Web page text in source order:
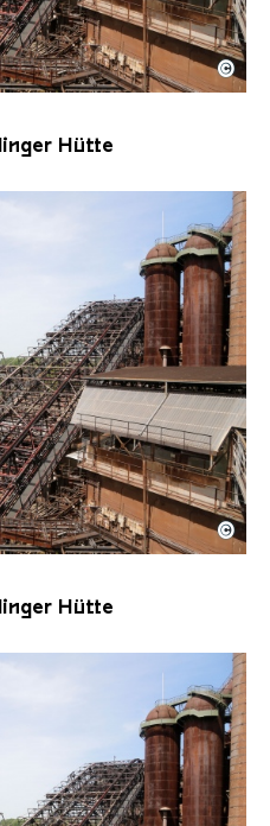
Völklinger Hütte mit
Völklinger Hütte | Karl
©
Hütte
Völklinger Hütte mit
Völklinger Hütte | Karl
©
Hütte